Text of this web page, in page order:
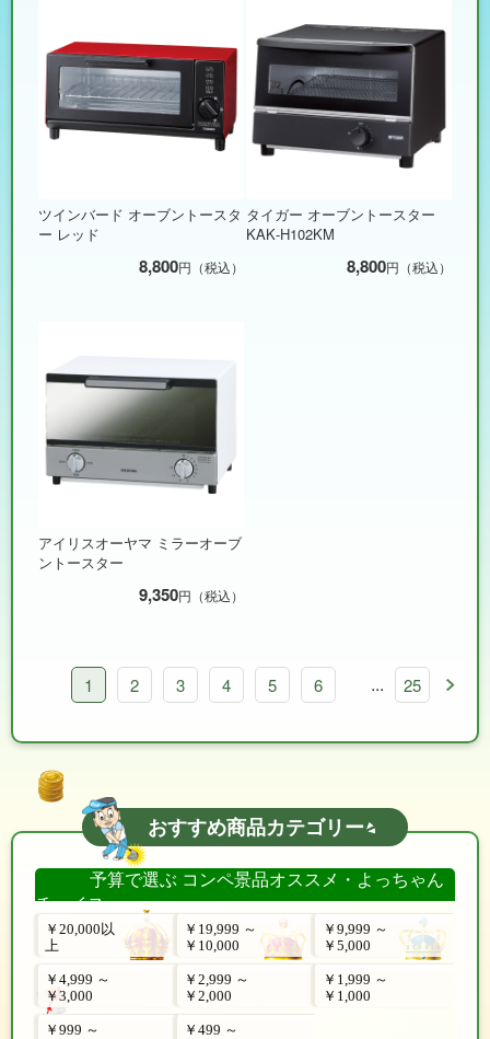
ツインバード オーブントースタ
ー レッド
8,800円（税込）
タイガー オーブントースター
KAK-H102KM
8,800円（税込）
アイリスオーヤマ ミラーオーブ
ントースター
9,350円（税込）
1 2 3 4 5 6 ... 25
おすすめ商品カテゴリー
予算で選ぶ コンペ景品オススメ・よっちゃん
チョイス
￥20,000以
上
￥19,999 ～
￥10,000
￥9,999 ～
￥5,000
￥4,999 ～
￥3,000
￥2,999 ～
￥2,000
￥1,999 ～
￥1,000
￥999 ～
￥499 ～